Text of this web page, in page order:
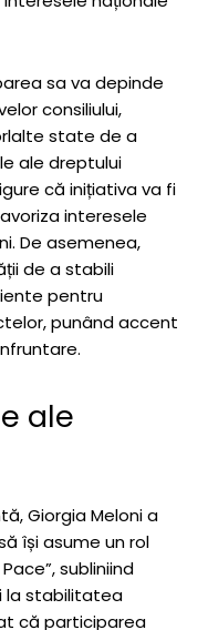
sa va depinde
consiliului,
state de a
ale dreptului
că inițiativa va fi
interesele
De asemenea,
de a stabili
pentru
punând accent
ale
Giorgia Meloni a
își asume un rol
subliniind
la stabilitatea
că participarea